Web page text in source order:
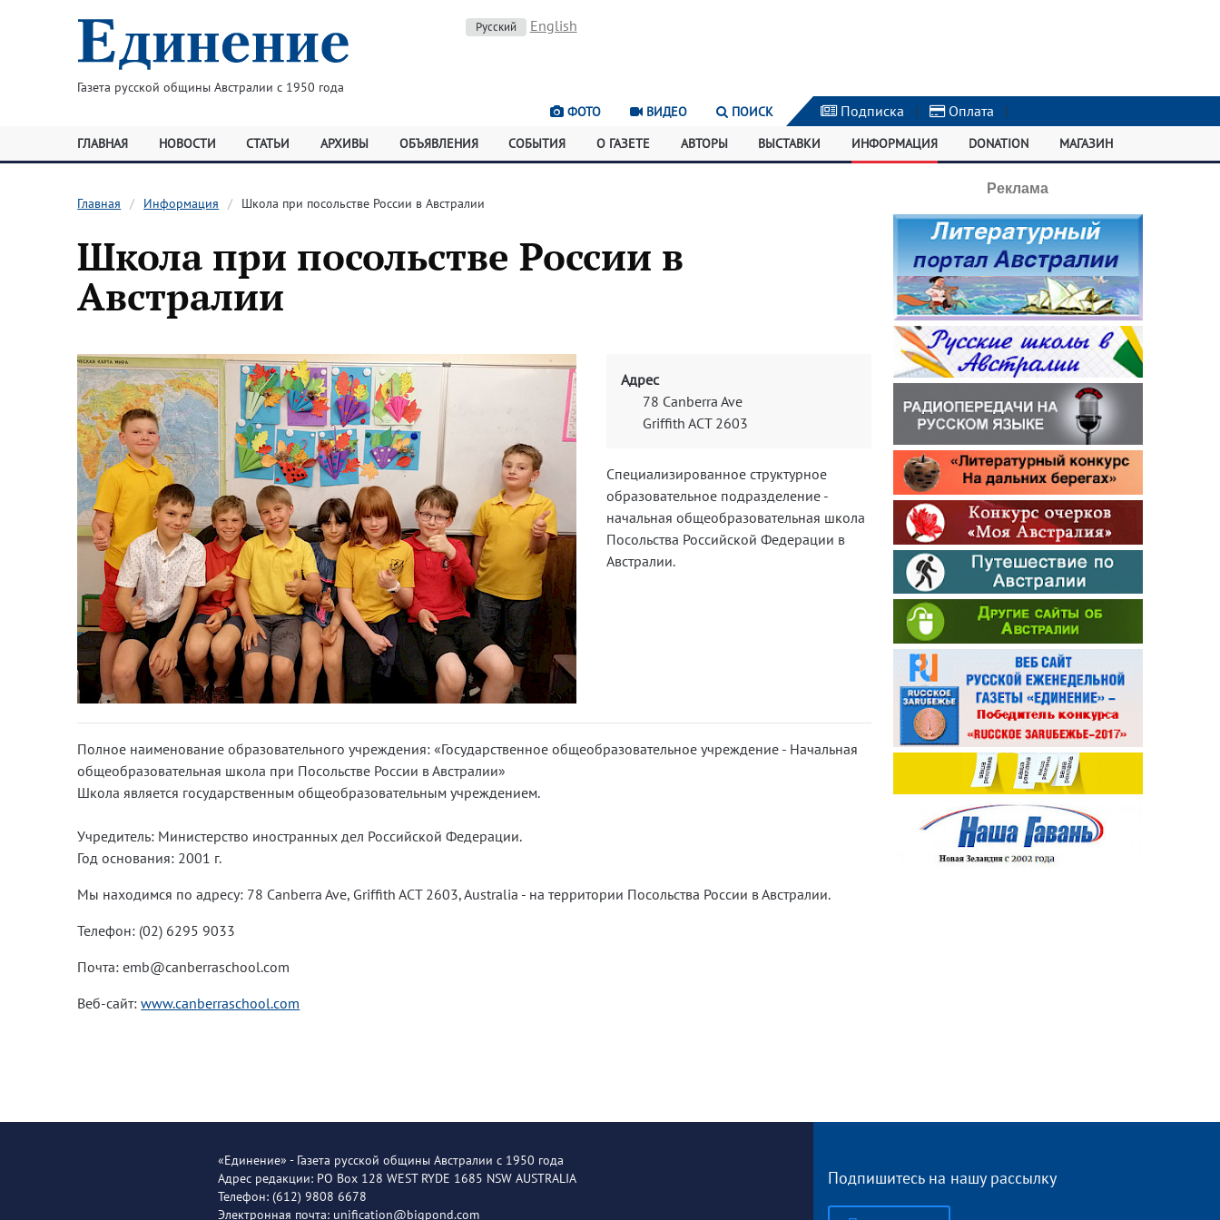
Газета русской общины Австралии с 1950 года
Русский English
ФОТО ВИДЕО ПОИСК Подписка | Оплата |
ГЛАВНАЯ НОВОСТИ СТАТЬИ АРХИВЫ ОБЪЯВЛЕНИЯ СОБЫТИЯ О ГАЗЕТЕ АВТОРЫ ВЫСТАВКИ ИНФОРМАЦИЯ DONATION МАГАЗИН
Главная Информация Школа при посольстве России в Австралии
Школа при посольстве России в
Австралии
Адрес
78 Canberra Ave
Griffith ACT 2603
Специализированное структурное
образовательное подразделение -
начальная общеобразовательная школа
Посольства Российской Федерации в
Австралии.
Полное наименование образовательного учреждения: «Государственное общеобразовательное учреждение - Начальная
общеобразовательная школа при Посольстве России в Австралии»
Школа является государственным общеобразовательным учреждением.
Учредитель: Министерство иностранных дел Российской Федерации.
Год основания: 2001 г.
Мы находимся по адресу: 78 Canberra Ave, Griffith ACT 2603, Australia - на территории Посольства России в Австралии.
Телефон: (02) 6295 9033
Почта: emb@canberraschool.com
Веб-сайт:www.canberraschool.com
Реклама
«Единение» - Газета русской общины Австралии с 1950 года
Адрес редакции: PO Box 128 WEST RYDE 1685 NSW AUSTRALIA
Телефон: (612) 9808 6678
Электронная почта: unification@bigpond.com
Подпишитесь на нашу рассылку